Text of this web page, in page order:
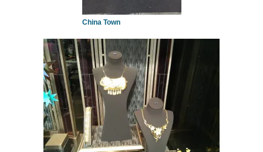
China Town